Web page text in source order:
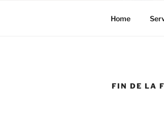
Home
FIN DE LA